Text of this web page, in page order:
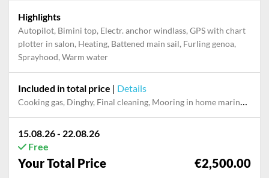
Highlights
Autopilot, Bimini top, Electr. anchor windlass, GPS with chart
plotter in salon, Heating, Battened main sail, Furling genoa,
Sprayhood, Warm water
Included in total price | Details
Cooking gas, Dinghy, Final cleaning, Mooring in home marina during the whole charter, Multi-week surcharge Service fee, Outboard engine, Pillow, blanket, sheets, duvet cover, Towels
15.08.26 - 22.08.26
Free
Your Total Price €2,500.00